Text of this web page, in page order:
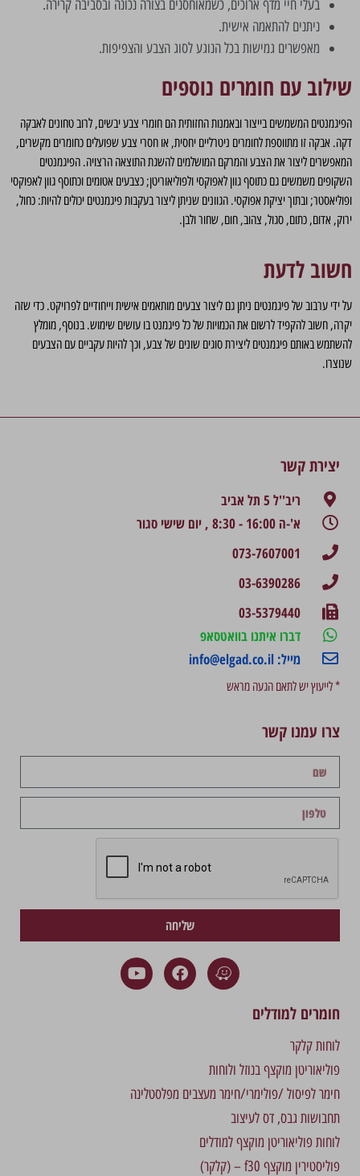
בעלי חיי מדף ארוכים, כשמאוחסנים בצורה נכונה ובסביבה קרירה.
ניתנים להתאמה אישית.
מאפשרים גמישות בכל הנוגע לסוג הצבע והצפיפות.
שילוב עם חומרים נוספים
הפיגמנטים המשמשים בייצור ובאמנות החזותית הם חומרי צבע יבשים, לרוב טחונים לאבקה
דקה. אבקה זו מתווספת לחומרים ניטרליים יחסית, או חסרי צבע שפועלים כחומרים מקשרים,
המאפשרים ליצור את הצבע והמרקם המושלמים להשגת התוצאה הרצויה. הפיגמנטים
השקופים משמשים גם כתוסף גוון לאפוקסי ולפוליאוריטן; כצבעים אטומים וכתוסף גוון לאפוקסי
ופוליאסטר; ובתוך יציקת אפוקסי. הגוונים שניתן ליצור בעקבות פיגמנטים יכולים להיות: כחול,
ירוק, אדום, כתום, סגול, צהוב, חום, שחור ולבן.
חשוב לדעת
על ידי ערבוב של פיגמנטים ניתן גם ליצור צבעים מותאמים אישית וייחודיים לפרויקט. כדי שזה
יקרה, חשוב להקפיד לרשום את הכמויות של כל פיגמנט בו עושים שימוש. בנוסף, מומלץ
להשתמש באותם פיגמנטים ליצירת סוגים שונים של צבע, וכך להיות עקביים עם הצבעים
שנוצרו.
יצירת קשר
ריב''ל 5 תל אביב
א'-ה 16:00 - 8:30 , יום שישי סגור
073-7607001
03-6390286
03-5379440
דברו איתנו בוואטסאפ
מייל: info@elgad.co.il
* לייעוץ יש לתאם הגעה מראש
צרו עמנו קשר
שליחה
חומרים למודלים
לוחות קלקר
פוליאוריטן מוקצף בנוזל ולוחות
חימר לפיסול /פולימרי/חימר מעצבים מפלסטלינה
תחבושות גבס, דס לעיצוב
לוחות פוליאוריטן מוקצף למודלים
פוליסטירין מוקצף f30 – (קלקר)